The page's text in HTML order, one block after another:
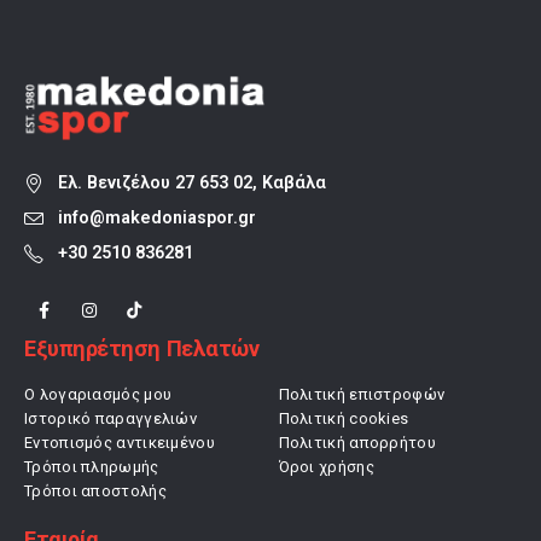
Ελ. Βενιζέλου 27 653 02, Καβάλα
info@makedoniaspor.gr
+30 2510 836281
Εξυπηρέτηση Πελατών
Ο λογαριασμός μου
Ιστορικό παραγγελιών
Εντοπισμός αντικειμένου
Τρόποι πληρωμής
Τρόποι αποστολής
Πολιτική επιστροφών
Πολιτική cookies
Πολιτική απορρήτου
Όροι χρήσης